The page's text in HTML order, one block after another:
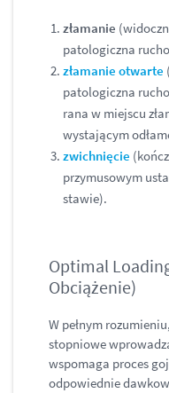
złamanie
patologiczna
złamanie otwarte
patologiczna
rana w miejscu
wystającym
zwichnięcie
przymusowym
stawie).
Optimal
Obciążenie)
W pełnym
stopniowe
wspomaga proces
odpowiednie